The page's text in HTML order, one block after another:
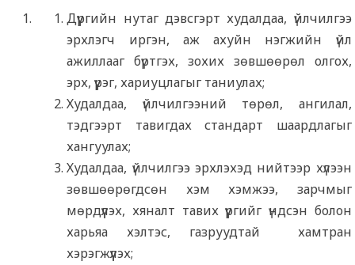
Дүүргийн нутаг дэвсгэрт худалдаа, үйлчилгээ
эрхлэгч иргэн, аж ахуйн нэгжийн үйл
ажиллааг бүртгэх, зохих зөвшөөрөл олгох,
эрх, үүрэг, хариуцлагыг таниулах;
Худалдаа, үйлчилгээний төрөл, ангилал,
тэдгээрт тавигдах стандарт шаардлагыг
хангуулах;
Худалдаа, үйлчилгээ эрхлэхэд нийтээр хүлээн
зөвшөөрөгдсөн хэм хэмжээ, зарчмыг
мөрдүүлэх, хяналт тавих үүргийг үндсэн болон
харьяа хэлтэс, газруудтай хамтран
хэрэгжүүлэх;